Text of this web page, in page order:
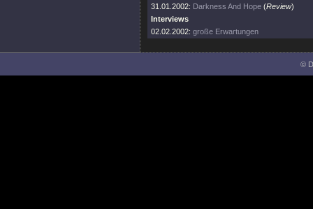
31.01.2002: Darkness And Hope (Review)
Interviews
02.02.2002: große Erwartungen
©